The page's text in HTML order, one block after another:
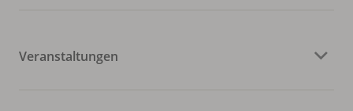
Veranstaltungen